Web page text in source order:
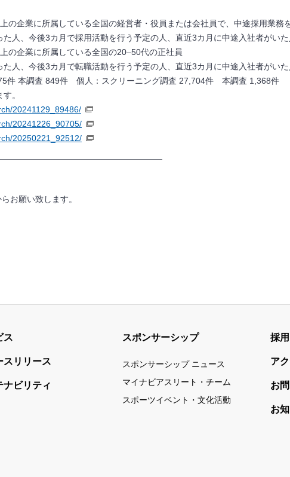
の企業に所属している全国の経営者・役員または会社員で、中途採用業務
人、今後3カ月で採用活動を行う予定の人、直近3カ月に中途入社者がいた
の企業に所属している全国の20‒50代の正社員
た人、今後3カ月で転職活動を行う予定の人、直近3カ月に中途入社者がいた
件 本調査 849件 個人：スクリーニング調査 27,704件 本調査 1,368件
。
20241129_89486/
20241226_90705/
20250221_92512/
お願い致します。
ス
スリリース
ナビリティ
スポンサーシップ
スポンサーシップ ニュース
マイナビアスリート・チーム
スポーツイベント・文化活動
採用
ア
お
お